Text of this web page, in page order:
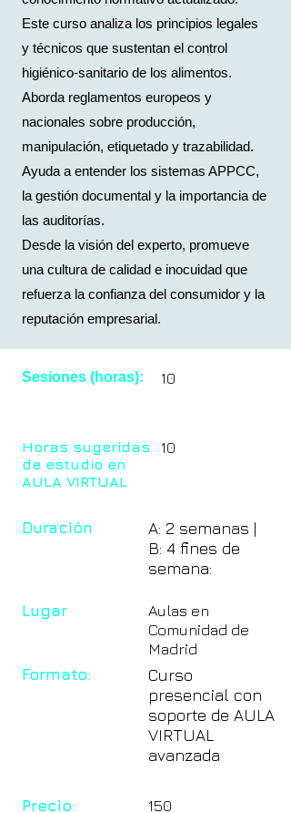
Este curso analiza los principios legales
y técnicos que sustentan el control
higiénico-sanitario de los alimentos.
Aborda reglamentos europeos y
nacionales sobre producción,
manipulación, etiquetado y trazabilidad.
Ayuda a entender los sistemas APPCC,
la gestión documental y la importancia de
las auditorías.
Desde la visión del experto, promueve
una cultura de calidad e inocuidad que
refuerza la confianza del consumidor y la
reputación empresarial.
Sesiones (horas): 10
Horas sugeridas
de estudio en
AULA VIRTUAL
10
Duración
A: 2 semanas |
B: 4 fines de
semana:
Lugar
Aulas en
Comunidad de
Madrid
Formato:
Curso
presencial con
soporte de AULA
VIRTUAL
avanzada
Precio: 150